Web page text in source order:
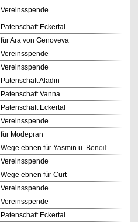
Vereinsspende
Patenschaft Eckertal
für Ara von Genoveva
Vereinsspende
Vereinsspende
Patenschaft Aladin
Patenschaft Vanna
Patenschaft Eckertal
Vereinsspende
für Modepran
Wege ebnen für Yasmin u. Benoit
Vereinsspende
Wege ebnen für Curt
Vereinsspende
Vereinsspende
Patenschaft Eckertal